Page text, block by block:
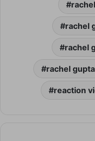
rachel
rachel
rachel
reaction